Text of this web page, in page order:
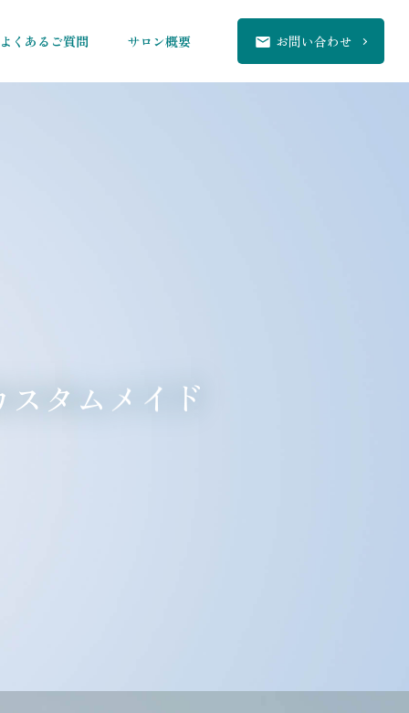
よくあるご質問 サロン概要 お問い合わせ
ス タ ム メ イ ド